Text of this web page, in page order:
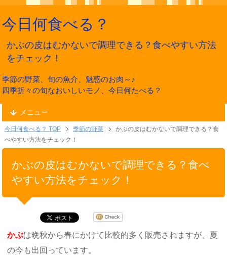
今日何食べる？
かぶの皮はむかないで調理できる？食べやすい方法
をチェック！
季節の野菜、旬の魚介、魅惑のお肉～♪
四季折々の旬なおいしいモノ、今日何たべる？
メニュー
今日何食べる？ TOP 季節の野菜
かぶの皮はむかないで調理できる？食
べやすい方法をチェック！
かぶの皮はむかないで調理できる？食べ
やすい方法をチェック！
かぶは晩秋から春にかけて比較的多く販売されますが、夏
の今も出回っています。